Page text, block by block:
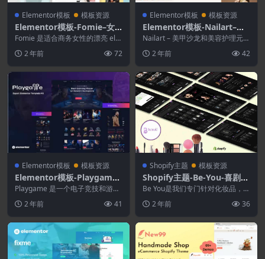
Elementor模板 模板资源
Elementor模板-Fomie–女
商人Elementor模板套件
Fomie 是适合商务女性的漂亮 ele
e... 2 年前 72
Elementor模板 模板资源
Elementor模板-Nailart–美
甲沙龙和美容护理Elemento
r模板套件
Nailart – 美甲沙龙和美容护理元素
理服务、...
2 年前 42
Elementor模板 模板资源
Elementor模板-Playgame–
电子竞技Elementor模板工
具包
Playgame 是一个电子竞技和游戏
服务和专业方...
2 年前 41
Shopify主题 模板资源
Shopify主题-Be-You-喜剧类
Shopify主题
Be You是我们专门针对化妆品，保
y主题。...
2 年前 36